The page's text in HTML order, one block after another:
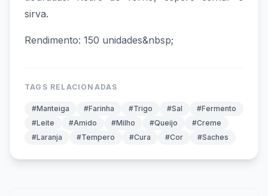
sirva.
Rendimento: 150 unidades&nbsp;
TAGS RELACIONADAS
#Manteiga #Farinha #Trigo #Sal
#Fermento
#Leite
#Amido #Milho #Queijo
#Creme
#Laranja
#Tempero #Cura #Cor #Saches